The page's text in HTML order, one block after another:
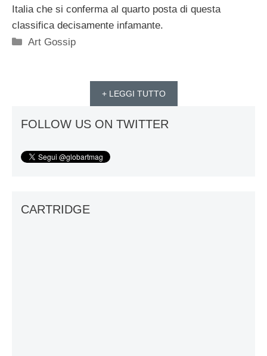
Italia che si conferma al quarto posta di questa
classifica decisamente infamante.
Categorie
Art Gossip
+ LEGGI TUTTO
FOLLOW US ON TWITTER
CARTRIDGE